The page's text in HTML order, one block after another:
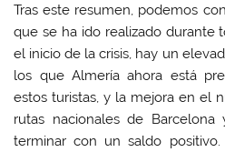
Tras este resumen, podemos
que se ha ido realizado durante
el inicio de la crisis, hay un
los que Almería ahora está
estos turistas, y la mejora en el
rutas nacionales de Barcelona
terminar con un saldo